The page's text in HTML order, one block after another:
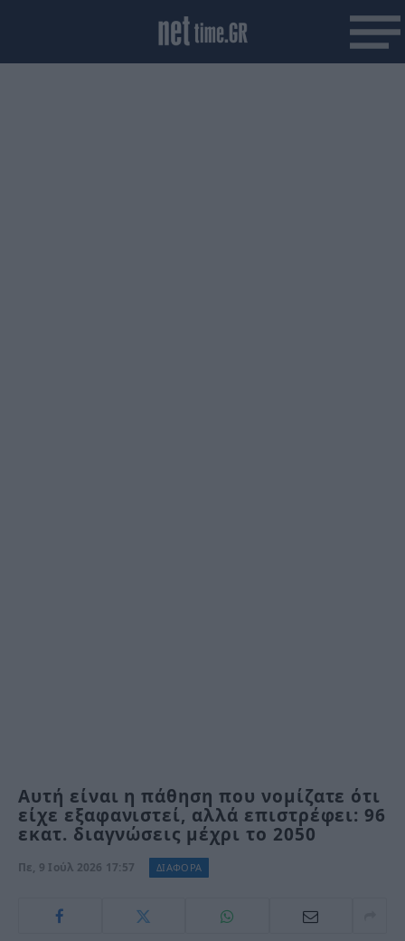
Αυτή είναι η πάθηση που νομίζατε ότι
είχε εξαφανιστεί, αλλά επιστρέφει: 96
εκατ. διαγνώσεις μέχρι το 2050
Πε, 9 Ιούλ 2026 17:57 ΔΙΑΦΟΡΑ